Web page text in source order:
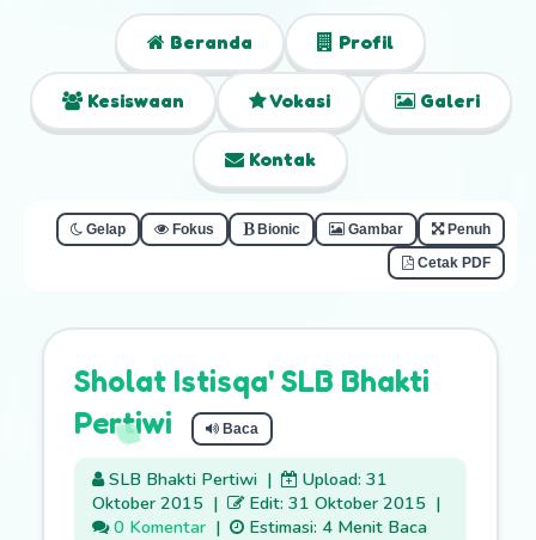
Beranda Profil
Kesiswaan Vokasi Galeri
Kontak
Gelap Fokus Bionic Gambar
Penuh
Cetak PDF
Sholat Istisqa' SLB Bhakti
Pertiwi
Baca
SLB Bhakti Pertiwi |
Upload: 31
Oktober 2015 | Edit: 31 Oktober 2015 |
0 Komentar | Estimasi: 4 Menit Baca